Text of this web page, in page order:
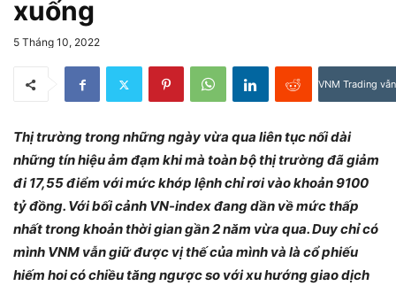
xuống
5 Tháng 10, 2022
VNM Trading
Thị trường trong những ngày vừa qua liên tục nối dài
những tín hiệu ảm đạm khi mà toàn bộ thị trường đã giảm
đi 17,55 điểm với mức khớp lệnh chỉ rơi vào khoản 9100
tỷ đồng. Với bối cảnh VN-index đang dần về mức thấp
nhất trong khoản thời gian gần 2 năm vừa qua. Duy chỉ có
mình VNM vẫn giữ được vị thế của mình và là cổ phiếu
hiếm hoi có chiều tăng ngược so với xu hướng giao dịch